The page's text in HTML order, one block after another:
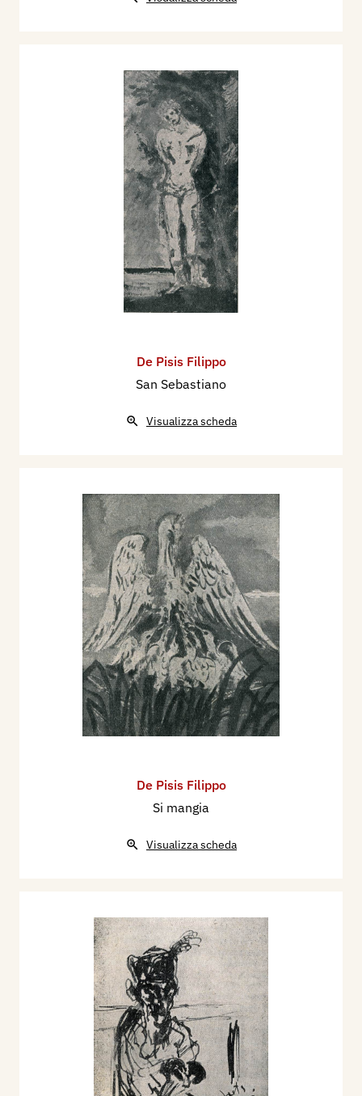
De Pisis Filippo
San Sebastiano
Visualizza scheda
De Pisis Filippo
Si mangia
Visualizza scheda